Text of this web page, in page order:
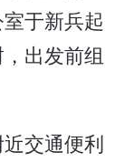
于新兵起
出发前组
近交通便利